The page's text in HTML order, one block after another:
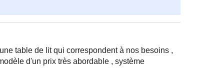
table de lit qui correspondent à nos besoins ,
d'un prix très abordable , système